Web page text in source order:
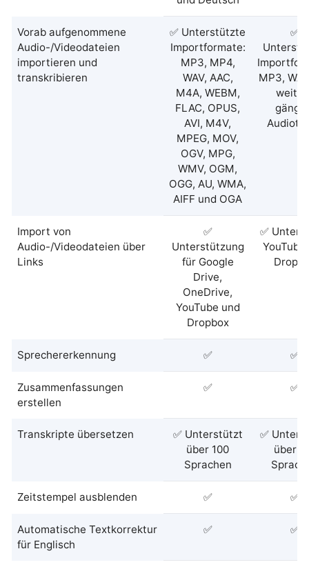
Vorab aufgenommene
Audio-/Videodateien
importieren und
transkribieren
✅ Unterstützte
Importformate:
MP3, MP4,
WAV, AAC,
M4A, WEBM,
FLAC, OPUS,
AVI, M4V,
MPEG, MOV,
OGV, MPG,
WMV, OGM,
OGG, AU, WMA,
AIFF und OGA
✅
MP3,
Import von
Audio-/Videodateien über
Links
✅
Unterstützung
für Google
Drive,
OneDrive,
YouTube und
Dropbox
✅
YouTube
Sprechererkennung ✅ ✅
Zusammenfassungen
erstellen
✅ ✅
Transkripte übersetzen
✅ Unterstützt
über 100
Sprachen
✅
über
Zeitstempel ausblenden ✅ ✅
Automatische Textkorrektur
für Englisch
✅ ✅